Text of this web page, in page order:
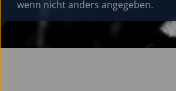
wenn nicht anders angegeben.